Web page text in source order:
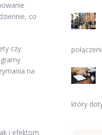
co
czy
na
i efektom
który